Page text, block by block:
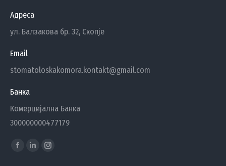
Адреса
ул. Балзакова бр. 32, Скопје
Email
stomatoloskakomora.kontakt@gmail.com
Банка
Комерцијална Банка
300000000477179
Find us on:
Facebook
LinkedinInstagram